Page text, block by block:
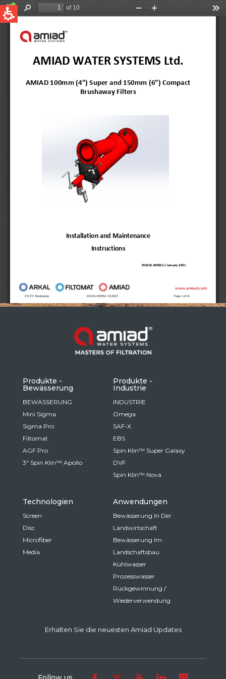
QUICK LINKS
Water Filtration
Global
English
English
Australia
English
Spain & LATAM
Russia
Russian
French
German
Israel
Hebrew
Chinese
Based on your current location, we recommend
this Amiad website for you
North America- English
Produkte -
Bewässerung
BEWÄSSERUNG
Mini Sigma
Sigma Pro
Filtomat
AGF Pro
3" Spin Klin™ Apollo
Produkte -
Industrie
INDUSTRIE
Omega
SAF-X
EBS
Spin Klin™ Super Galaxy
DVF
Spin Klin™ Nova
Technologien
Screen
Disc
Microfiber
Media
Anwendungen
Bewässerung In Der
Landwirtschaft
Bewässerung Im
Landschaftsbau
Kühlwasser
Prozesswasser
Rückgewinnung /
Wiederverwendung
Erhalten Sie die neuesten Amiad Updates